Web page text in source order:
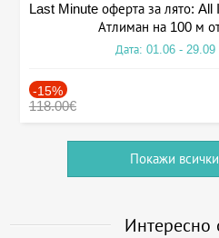
Last Minute оферта за лято:
Атлиман на 100 м
Дата: 01.06 -
-15%
118.00€
Покажи
Интересно